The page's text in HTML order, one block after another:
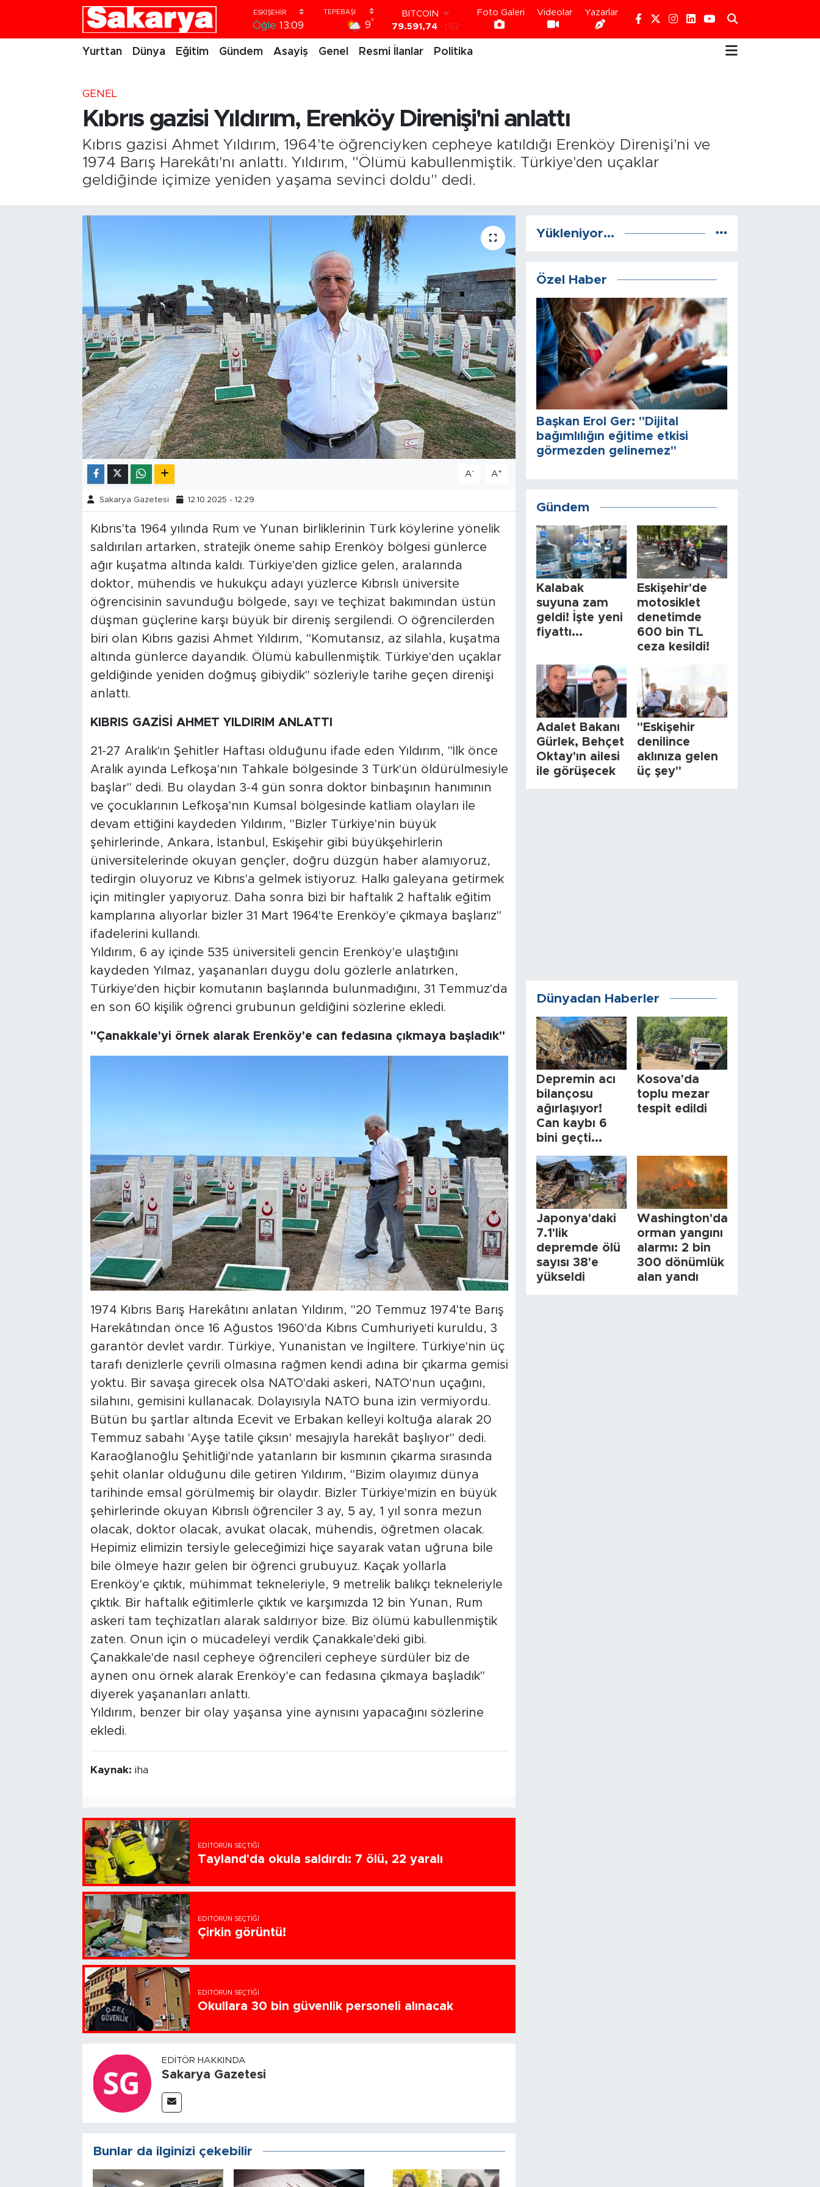
Öğle 13:09 9°
DOLAR
45,43620 0.02
EURO
53,38690 0.19
BİST100
14.598,00 0
BITCOIN
79.591,74
-1.82
Foto Galeri Videolar Yazarlar
Yurttan Dünya Eğitim Gündem Asayiş Genel Resmi İlanlar Politika
GENEL
Kıbrıs gazisi Yıldırım, Erenköy Direnişi'ni anlattı
Kıbrıs gazisi Ahmet Yıldırım, 1964'te öğrenciyken cepheye katıldığı Erenköy Direnişi'ni ve
1974 Barış Harekâtı'nı anlattı. Yıldırım, "Ölümü kabullenmiştik. Türkiye'den uçaklar
geldiğinde içimize yeniden yaşama sevinci doldu" dedi.
A- A+
Sakarya Gazetesi 12.10.2025 - 12:29
Kıbrıs'ta 1964 yılında Rum ve Yunan birliklerinin Türk köylerine yönelik
saldırıları artarken, stratejik öneme sahip Erenköy bölgesi günlerce
ağır kuşatma altında kaldı. Türkiye'den gizlice gelen, aralarında
doktor, mühendis ve hukukçu adayı yüzlerce Kıbrıslı üniversite
öğrencisinin savunduğu bölgede, sayı ve teçhizat bakımından üstün
düşman güçlerine karşı büyük bir direniş sergilendi. O öğrencilerden
biri olan Kıbrıs gazisi Ahmet Yıldırım, "Komutansız, az silahla, kuşatma
altında günlerce dayandık. Ölümü kabullenmiştik. Türkiye'den uçaklar
geldiğinde yeniden doğmuş gibiydik" sözleriyle tarihe geçen direnişi
anlattı.
KIBRIS GAZİSİ AHMET YILDIRIM ANLATTI
21-27 Aralık'ın Şehitler Haftası olduğunu ifade eden Yıldırım, "İlk önce
Aralık ayında Lefkoşa'nın Tahkale bölgesinde 3 Türk'ün öldürülmesiyle
başlar" dedi. Bu olaydan 3-4 gün sonra doktor binbaşının hanımının
ve çocuklarının Lefkoşa'nın Kumsal bölgesinde katliam olayları ile
devam ettiğini kaydeden Yıldırım, "Bizler Türkiye'nin büyük
şehirlerinde, Ankara, İstanbul, Eskişehir gibi büyükşehirlerin
üniversitelerinde okuyan gençler, doğru düzgün haber alamıyoruz,
tedirgin oluyoruz ve Kıbrıs'a gelmek istiyoruz. Halkı galeyana getirmek
için mitingler yapıyoruz. Daha sonra bizi bir haftalık 2 haftalık eğitim
kamplarına alıyorlar bizler 31 Mart 1964'te Erenköy'e çıkmaya başlarız"
ifadelerini kullandı.
Yıldırım, 6 ay içinde 535 üniversiteli gencin Erenköy'e ulaştığını
kaydeden Yılmaz, yaşananları duygu dolu gözlerle anlatırken,
Türkiye'den hiçbir komutanın başlarında bulunmadığını, 31 Temmuz'da
en son 60 kişilik öğrenci grubunun geldiğini sözlerine ekledi.
"Çanakkale'yi örnek alarak Erenköy'e can fedasına çıkmaya başladık"
1974 Kıbrıs Barış Harekâtını anlatan Yıldırım, "20 Temmuz 1974'te Barış
Harekâtından önce 16 Ağustos 1960'da Kıbrıs Cumhuriyeti kuruldu, 3
garantör devlet vardır. Türkiye, Yunanistan ve İngiltere. Türkiye'nin üç
tarafı denizlerle çevrili olmasına rağmen kendi adına bir çıkarma gemisi
yoktu. Bir savaşa girecek olsa NATO'daki askeri, NATO'nun uçağını,
silahını, gemisini kullanacak. Dolayısıyla NATO buna izin vermiyordu.
Bütün bu şartlar altında Ecevit ve Erbakan kelleyi koltuğa alarak 20
Temmuz sabahı 'Ayşe tatile çıksın' mesajıyla harekât başlıyor" dedi.
Karaoğlanoğlu Şehitliği'nde yatanların bir kısmının çıkarma sırasında
şehit olanlar olduğunu dile getiren Yıldırım, "Bizim olayımız dünya
tarihinde emsal görülmemiş bir olaydır. Bizler Türkiye'mizin en büyük
şehirlerinde okuyan Kıbrıslı öğrenciler 3 ay, 5 ay, 1 yıl sonra mezun
olacak, doktor olacak, avukat olacak, mühendis, öğretmen olacak.
Hepimiz elimizin tersiyle geleceğimizi hiçe sayarak vatan uğruna bile
bile ölmeye hazır gelen bir öğrenci grubuyuz. Kaçak yollarla
Erenköy'e çıktık, mühimmat tekneleriyle, 9 metrelik balıkçı tekneleriyle
çıktık. Bir haftalık eğitimlerle çıktık ve karşımızda 12 bin Yunan, Rum
askeri tam teçhizatları alarak saldırıyor bize. Biz ölümü kabullenmiştik
zaten. Onun için o mücadeleyi verdik Çanakkale'deki gibi.
Çanakkale'de nasıl cepheye öğrencileri cepheye sürdüler biz de
aynen onu örnek alarak Erenköy'e can fedasına çıkmaya başladık"
diyerek yaşananları anlattı.
Yıldırım, benzer bir olay yaşansa yine aynısını yapacağını sözlerine
ekledi.
Kaynak: iha
EDITÖRÜN SEÇTIĞI
Tayland'da okula saldırdı: 7 ölü, 22 yaralı
EDITÖRÜN SEÇTIĞI
Çirkin görüntü!
EDITÖRÜN SEÇTIĞI
Okullara 30 bin güvenlik personeli alınacak
EDITÖR HAKKINDA
Sakarya Gazetesi
Bunlar da ilginizi çekebilir
Yükleniyor...
Özel Haber
Başkan Erol Ger: "Dijital
bağımlılığın eğitime etkisi
görmezden gelinemez"
Gündem
Kalabak
suyuna zam
geldi! İşte yeni
fiyattı...
Eskişehir'de
motosiklet
denetimde
600 bin TL
ceza kesildi!
Adalet Bakanı
Gürlek, Behçet
Oktay'ın ailesi
ile görüşecek
"Eskişehir
denilince
aklınıza gelen
üç şey"
Dünyadan Haberler
Depremin acı
bilançosu
ağırlaşıyor!
Can kaybı 6
bini geçti...
Kosova'da
toplu mezar
tespit edildi
Japonya'daki
7.1'lik
depremde ölü
sayısı 38'e
yükseldi
Washington'da
orman yangını
alarmı: 2 bin
300 dönümlük
alan yandı
Eskişehirspor
Kültür Sanat
Resmi İlanlar
Foto Şaka
Teknoloji
Eskişehir Nöbetçi Eczaneler
Eskişehir Namaz Vakitleri
Eskişehir Trafik Yoğunluk Haritası
Süper Lig Puan Durumu ve Fikstür
Son Dakika Haberleri
Haber Arşivi